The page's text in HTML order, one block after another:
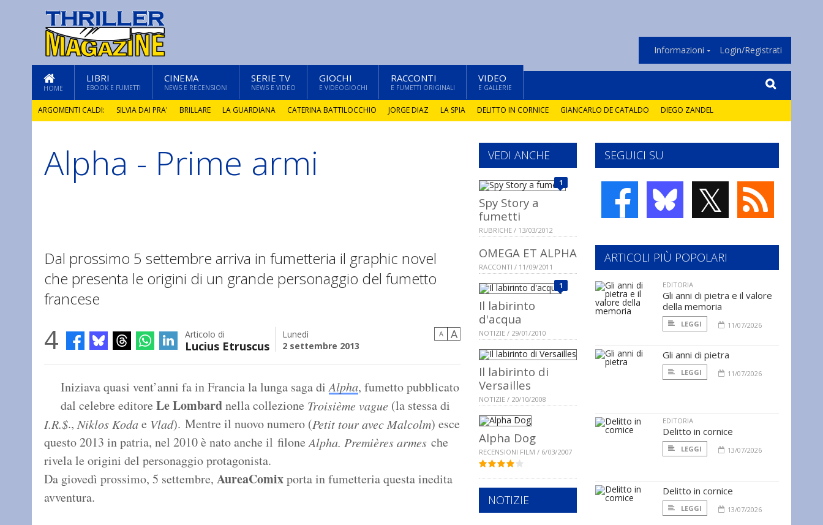
Informazioni Login/Registrati
HOME
LIBRI
EBOOK E FUMETTI
CINEMA
NEWS E RECENSIONI
SERIE TV
NEWS E VIDEO
GIOCHI
E VIDEOGIOCHI
RACCONTI
E FUMETTI ORIGINALI
VIDEO
E GALLERIE
ARGOMENTI CALDI: SILVIA DAI PRA' BRILLARE LA GUARDIANA CATERINA BATTILOCCHIO JORGE DIAZ LA SPIA DELITTO IN CORNICE GIANCARLO DE CATALDO DIEGO ZANDEL
GLI ANNI DI PIETRA
Alpha - Prime armi
Dal prossimo 5 settembre arriva in fumetteria il graphic novel
che presenta le origini di un grande personaggio del fumetto
francese
4 Articolo di
Lucius Etruscus
Lunedì
2 settembre 2013
A A
Iniziava quasi vent’anni fa in Francia la lunga saga diAlpha, fumetto pubblicato
dal celebre editore Le Lombardnella collezione Troisième vague (la stessa di
I.R.$., Niklos Kodae Vlad). Mentre il nuovo numero (Petit tour avec Malcolm) esce
questo 2013 in patria, nel 2010 è nato anche il filone Alpha. Premières armes che
rivela le origini del personaggio protagonista.
Da giovedì prossimo, 5 settembre, AureaComixporta in fumetteria questa inedita
avventura.
SEGUICI SU
𝕏
VEDI ANCHE
1
Spy Story a
fumetti
RUBRICHE / 13/03/2012
OMEGA ET ALPHA
RACCONTI / 11/09/2011
1
Il labirinto
d'acqua
NOTIZIE / 29/01/2010
Il labirinto di
Versailles
NOTIZIE / 20/10/2008
Alpha Dog
RECENSIONI FILM / 6/03/2007
NOTIZIE
ARTICOLI PIÙ POPOLARI
EDITORIA
Gli anni di pietra e il valore
della memoria
LEGGI 11/07/2026
Gli anni di pietra
LEGGI 11/07/2026
EDITORIA
Delitto in cornice
LEGGI 13/07/2026
Delitto in cornice
LEGGI 13/07/2026